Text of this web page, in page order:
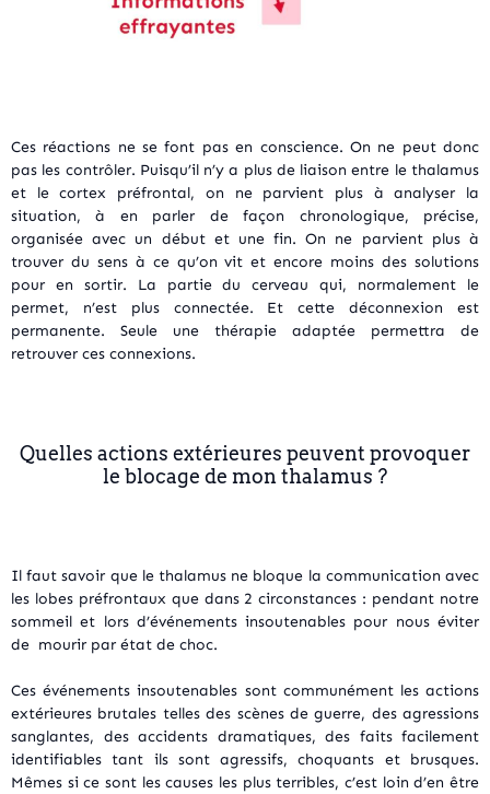
Ces réactions ne se font pas en conscience. On ne peut donc
pas les contrôler. Puisqu’il n’y a plus de liaison entre le thalamus
et le cortex préfrontal, on ne parvient plus à analyser la
situation, à en parler de façon chronologique, précise,
organisée avec un début et une fin. On ne parvient plus à
trouver du sens à ce qu’on vit et encore moins des solutions
pour en sortir. La partie du cerveau qui, normalement le
permet, n’est plus connectée. Et cette déconnexion est
permanente. Seule une thérapie adaptée permettra de
retrouver ces connexions.
Quelles actions extérieures peuvent provoquer
le blocage de mon thalamus ?
Il faut savoir que le thalamus ne bloque la communication avec
les lobes préfrontaux que dans 2 circonstances : pendant notre
sommeil et lors d’événements insoutenables pour nous éviter
de mourir par état de choc.
Ces événements insoutenables sont communément les actions
extérieures brutales telles des scènes de guerre, des agressions
sanglantes, des accidents dramatiques, des faits facilement
identifiables tant ils sont agressifs, choquants et brusques.
Mêmes si ce sont les causes les plus terribles, c’est loin d’en être